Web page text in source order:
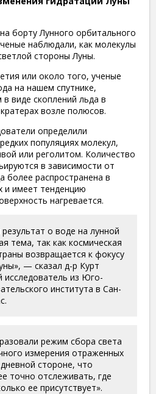
борту Лунного орбитального
наблюдали, как молекулы
стороны Луны.
или около того, ученые
на нашем спутнике,
виде скоплений льда в
возле полюсов.
определили
популяциях молекул,
или реголитом. Количество
в зависимости от
более распространена в
и имеет тенденцию
нагревается.
о воде на лунной
тема, так как космическая
возвращается к фокусу
— сказал д-р Курт
исследователь из Юго-
института в Сан-
режим сбора света
измерения отраженных
стороне, что
точно отслеживать, где
ее присутствует».